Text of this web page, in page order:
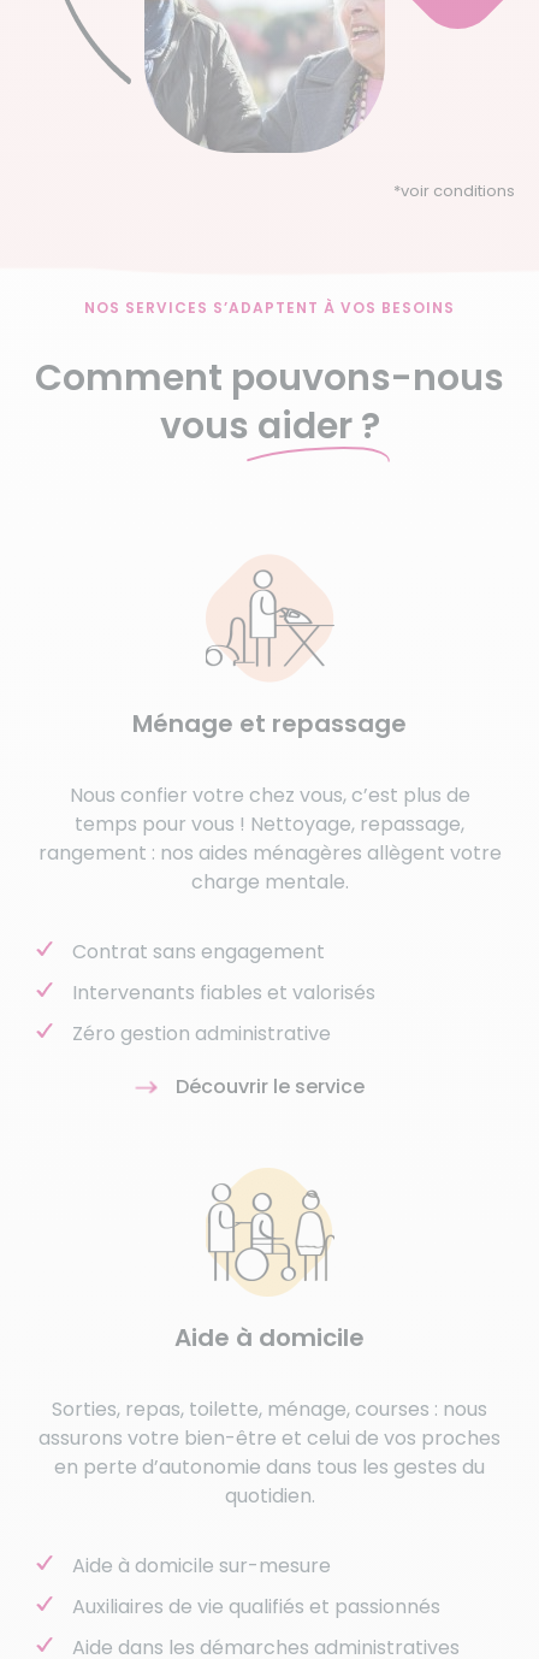
*voir conditions
NOS SERVICES S’ADAPTENT À VOS BESOINS
Comment pouvons-nous
vous aider ?
Ménage et repassage
Nous confier votre chez vous, c’est plus de
temps pour vous ! Nettoyage, repassage,
rangement : nos aides ménagères allègent votre
charge mentale.
Contrat sans engagement
Intervenants fiables et valorisés
Zéro gestion administrative
Découvrir le service
Aide à domicile
Sorties, repas, toilette, ménage, courses : nous
assurons votre bien-être et celui de vos proches
en perte d’autonomie dans tous les gestes du
quotidien.
Aide à domicile sur-mesure
Auxiliaires de vie qualifiés et passionnés
Aide dans les démarches administratives